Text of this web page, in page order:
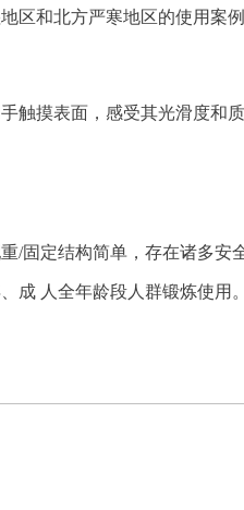
区和北方严寒地区的使用案
触摸表面，感受其光滑度和
/固定结构简单，存在诸多安
成 人全年龄段人群锻炼使用